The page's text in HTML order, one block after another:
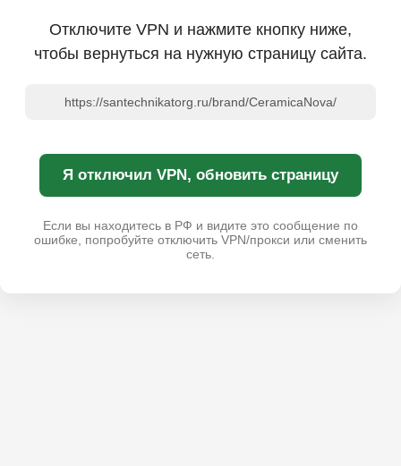
Отключите VPN и нажмите кнопку ниже,
чтобы вернуться на нужную страницу сайта.
https://santechnikatorg.ru/brand/CeramicaNova/
Я отключил VPN, обновить страницу
Если вы находитесь в РФ и видите это сообщение по
ошибке, попробуйте отключить VPN/прокси или сменить
сеть.